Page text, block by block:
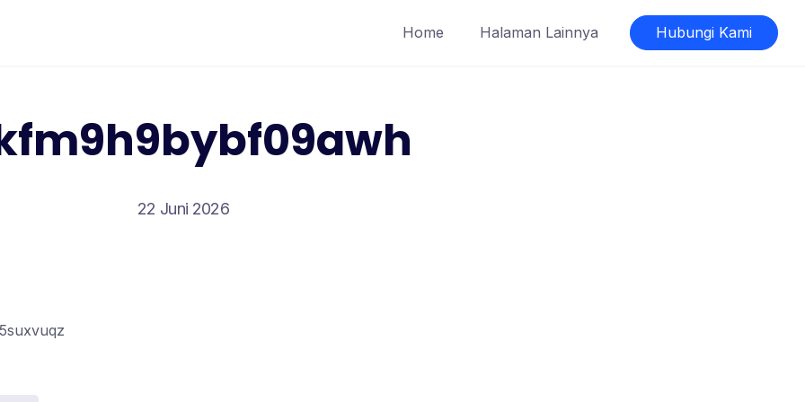
Home Halaman Lainnya Hubungi Kami
22 Juni 2026